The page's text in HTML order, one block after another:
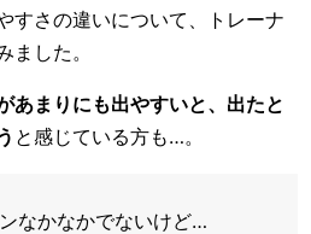
すさの違いについて、トレーナ
ました。
あまりにも出やすいと、出たと
と感じている方も…。
なかなかでないけど…